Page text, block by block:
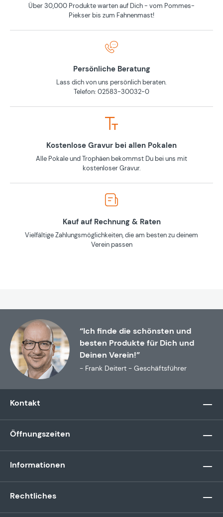
Über 30,000 Produkte warten auf Dich - vom Pommes-
Piekser bis zum Fahnenmast!
Persönliche Beratung
Lass dich von uns persönlich beraten.
Telefon: 02583-30032-0
Kostenlose Gravur bei allen Pokalen
Alle Pokale und Trophäen bekommst Du bei uns mit
kostenloser Gravur.
Kauf auf Rechnung & Raten
Vielfältige Zahlungsmöglichkeiten, die am besten zu deinem
Verein passen
“Ich finde die schönsten und
besten Produkte für Dich und
Deinen Verein!”
- Frank Deitert - Geschäftsführer
Kontakt
Öffnungszeiten
Informationen
Rechtliches